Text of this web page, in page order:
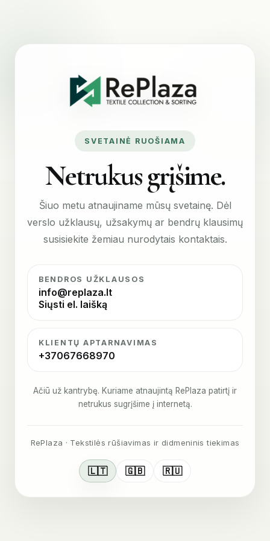
SVETAINĖ RUOŠIAMA
Netrukus grįšime.
Šiuo metu atnaujiname mūsų svetainę. Dėl
verslo užklausų, užsakymų ar bendrų klausimų
susisiekite žemiau nurodytais kontaktais.
BENDROS UŽKLAUSOS
info@replaza.lt
Siųsti el. laišką
KLIENTŲ APTARNAVIMAS
+37067668970
Ačiū už kantrybę. Kuriame atnaujintą RePlaza patirtį ir
netrukus sugrįšime į internetą.
RePlaza · Tekstilės rūšiavimas ir didmeninis tiekimas
🇱🇹 🇬🇧 🇷🇺